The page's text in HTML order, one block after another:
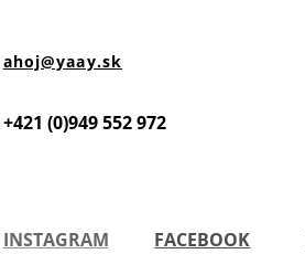
ahoj@yaay.sk
+421 (0)949 552 972
INSTAGRAM FACEBOOK